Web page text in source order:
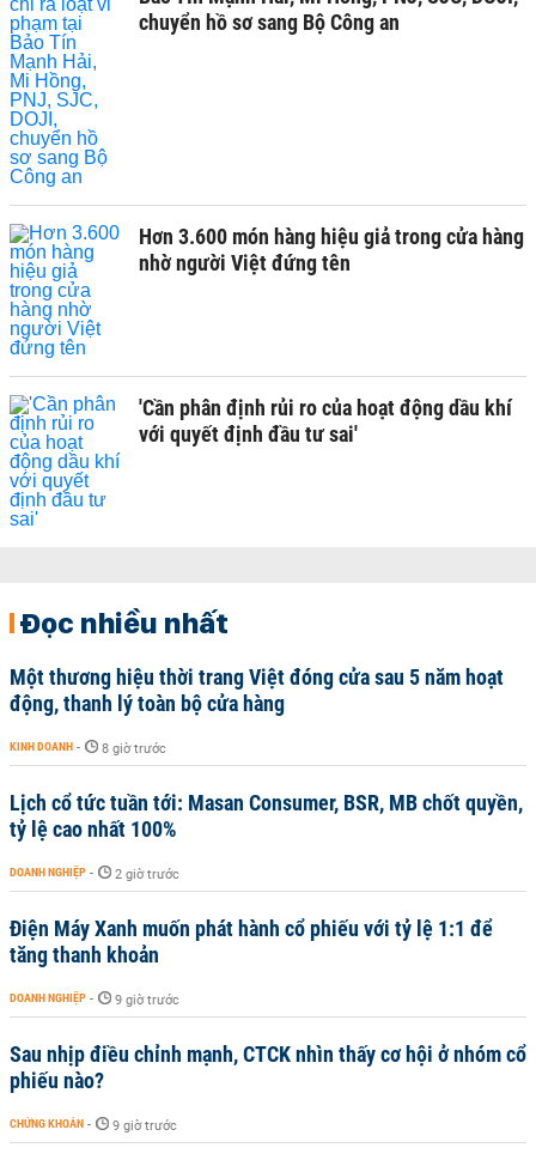
chuyển hồ sơ sang Bộ Công an
Hơn 3.600 món hàng hiệu giả trong cửa hàng
nhờ người Việt đứng tên
'Cần phân định rủi ro của hoạt động dầu khí
với quyết định đầu tư sai'
Đọc nhiều nhất
Một thương hiệu thời trang Việt đóng cửa sau 5 năm hoạt
động, thanh lý toàn bộ cửa hàng
KINH DOANH - 8 giờ trước
Lịch cổ tức tuần tới: Masan Consumer, BSR, MB chốt quyền,
tỷ lệ cao nhất 100%
DOANH NGHIỆP - 2 giờ trước
Điện Máy Xanh muốn phát hành cổ phiếu với tỷ lệ 1:1 để
tăng thanh khoản
DOANH NGHIỆP - 9 giờ trước
Sau nhịp điều chỉnh mạnh, CTCK nhìn thấy cơ hội ở nhóm cổ
phiếu nào?
CHỨNG KHOÁN - 9 giờ trước